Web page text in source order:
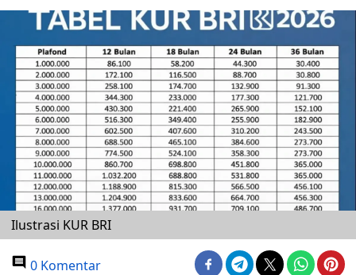
Ilustrasi KUR BRI
0 Komentar